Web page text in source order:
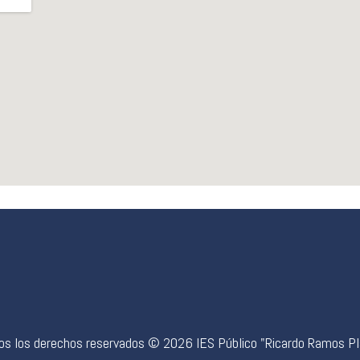
los derechos reservados © 2026 IES Público "Ricardo Ramos